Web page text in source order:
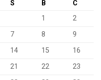
S B
C
1
2
7 8
9
14 15
16
21 22
23